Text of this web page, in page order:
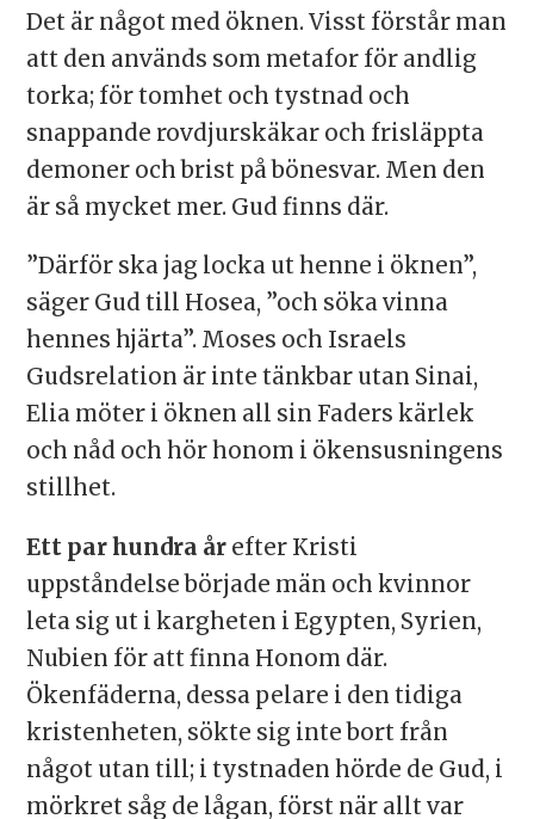
Det är något med öknen. Visst förstår man
att den används som metafor för andlig
torka; för tomhet och tystnad och
snappande rovdjurskäkar och frisläppta
demoner och brist på bönesvar. Men den
är så mycket mer. Gud finns där.
”Därför ska jag locka ut henne i öknen”,
säger Gud till Hosea, ”och söka vinna
hennes hjärta”. Moses och Israels
Gudsrelation är inte tänkbar utan Sinai,
Elia möter i öknen all sin Faders kärlek
och nåd och hör honom i ökensusningens
stillhet.
Ett par hundra årefter Kristi
uppståndelse började män och kvinnor
leta sig ut i kargheten i Egypten, Syrien,
Nubien för att finna Honom där.
Ökenfäderna, dessa pelare i den tidiga
kristenheten, sökte sig inte bort från
något utan till; i tystnaden hörde de Gud, i
mörkret såg de lågan, först när allt var